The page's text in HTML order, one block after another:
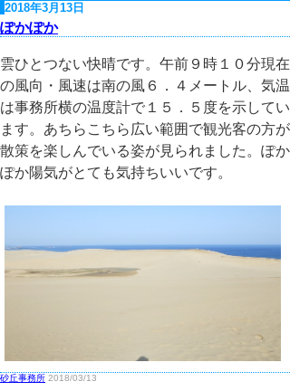
2018年3月13日
ぽかぽか
雲ひとつない快晴です。午前９時１０分現在
の風向・風速は南の風６．４メートル、気温
は事務所横の温度計で１５．５度を示してい
ます。あちらこちら広い範囲で観光客の方が
散策を楽しんでいる姿が見られました。ぽか
ぽか陽気がとても気持ちいいです。
砂丘事務所 2018/03/13